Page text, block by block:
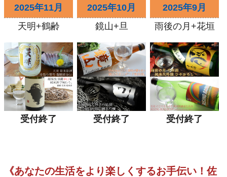
2025年11月
天明+鶴齢
受付終了
2025年10月
鏡山+旦
受付終了
2025年9月
雨後の月+花垣
受付終了
《あなたの生活をより楽しくするお手伝い！佐